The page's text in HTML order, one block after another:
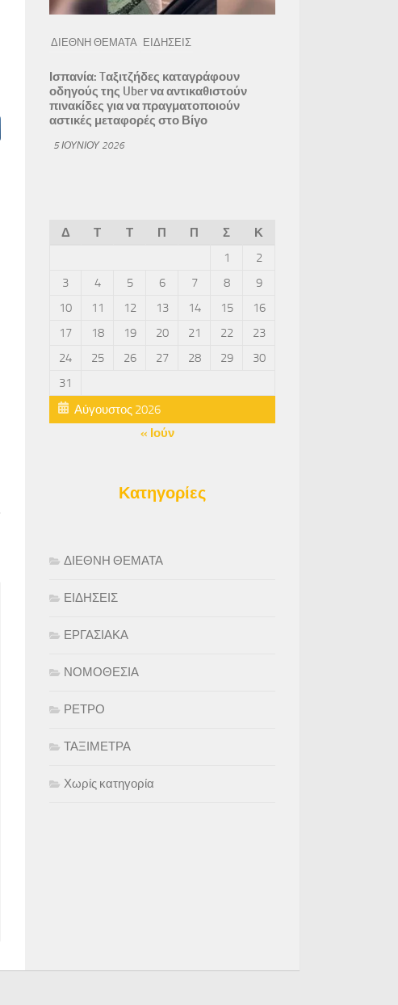
ΔΙΕΘΝΗ ΘΕΜΑΤΑ ΕΙΔΗΣΕΙΣ
Ισπανία: Tαξιτζήδες καταγράφουν
οδηγούς της Uber να αντικαθιστούν
πινακίδες για να πραγματοποιούν
αστικές μεταφορές στο Βίγο
5 ΙΟΥΝΊΟΥ 2026
Αύγουστος 2026
Δ Τ Τ Π Π Σ
Κ
1
2
3
4 5 6 7 8
9
10
11 12 13 14 15
16
17
18 19 20 21 22
23
24
25 26 27 28 29
30
31
« Ιούν
Κατηγορίες
ΔΙΕΘΝΗ ΘΕΜΑΤΑ
ΕΙΔΗΣΕΙΣ
ΕΡΓΑΣΙΑΚΑ
ΝΟΜΟΘΕΣΙΑ
ΡΕΤΡΟ
ΤΑΞΙΜΕΤΡΑ
Χωρίς κατηγορία